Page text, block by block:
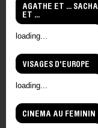
AGATHE ET ... SACHA
ET ...
loading...
VISAGES D'EUROPE
loading...
CINEMA AU FEMININ